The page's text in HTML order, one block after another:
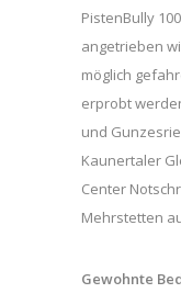
PistenBully
angetrieben
möglich
erprobt
und
Kaunertaler
Center
Mehrstetten
Gewohnte